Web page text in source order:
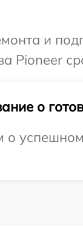
и
Pioneer
о
успешном